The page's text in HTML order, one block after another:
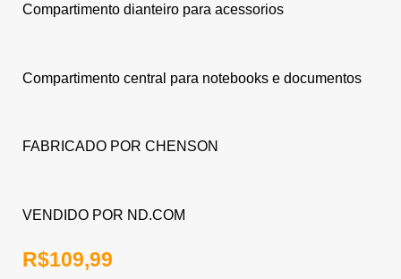
Compartimento dianteiro para acessorios
Compartimento central para notebooks e documentos
FABRICADO POR CHENSON
VENDIDO POR ND.COM
R$109,99